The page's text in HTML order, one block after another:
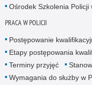
Ośrodek Szkolenia Policji
PRACA W POLICJI
Postępowanie
Etapy postępowania
Terminy przyjęć
Wymagania do służby w